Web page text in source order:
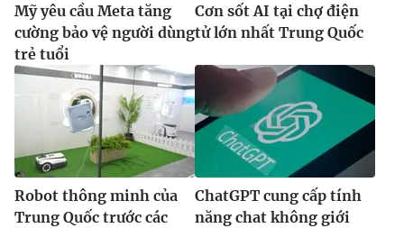
Mỹ yêu cầu Meta tăng
cường bảo vệ người dùng
trẻ tuổi
Cơn sốt AI tại chợ điện
tử lớn nhất Trung Quốc
Robot thông minh của
Trung Quốc trước các
ChatGPT cung cấp tính
năng chat không giới